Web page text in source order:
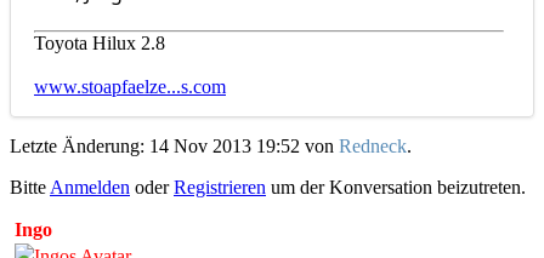
Toyota Hilux 2.8
www.stoapfaelze...s.com
Letzte Änderung: 14 Nov 2013 19:52 von Redneck.
Bitte Anmelden oderRegistrieren um der Konversation beizutreten.
Ingo